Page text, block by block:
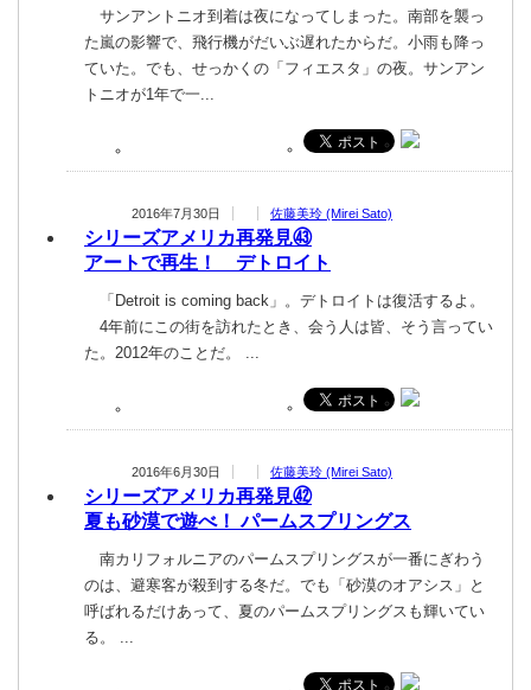
サンアントニオ到着は夜になってしまった。南部を襲っ
た嵐の影響で、飛行機がだいぶ遅れたからだ。小雨も降っ
ていた。でも、せっかくの「フィエスタ」の夜。サンアン
トニオが1年で一...
2016年7月30日 佐藤美玲 (Mirei Sato)
シリーズアメリカ再発見㊸
アートで再生！ デトロイト
「Detroit is coming back」。デトロイトは復活するよ。
4年前にこの街を訪れたとき、会う人は皆、そう言ってい
た。2012年のことだ。 ...
2016年6月30日 佐藤美玲 (Mirei Sato)
シリーズアメリカ再発見㊷
夏も砂漠で遊べ！ パームスプリングス
南カリフォルニアのパームスプリングスが一番にぎわう
のは、避寒客が殺到する冬だ。でも「砂漠のオアシス」と
呼ばれるだけあって、夏のパームスプリングスも輝いてい
る。 ...